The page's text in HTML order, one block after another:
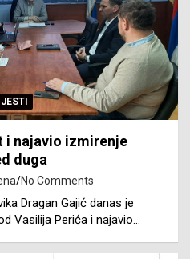
i najavio izmirenje
duga
No Comments
Dragan Gajić danas je
Vasilija Perića i najavio…